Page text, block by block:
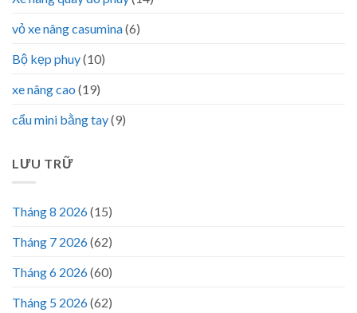
vỏ xe nâng casumina(6)
Bộ kẹp phuy(10)
xe nâng cao (19)
cẩu mini bằng tay(9)
LƯU TRỮ
Tháng 8 2026(15)
Tháng 7 2026(62)
Tháng 6 2026(60)
Tháng 5 2026(62)